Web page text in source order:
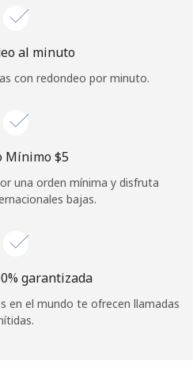
o
con
al minuto
con redondeo por minuto.
Mínimo ⁦$5⁩
una orden mínima y disfruta
bajas.
garantizada
en el mundo te ofrecen llamadas